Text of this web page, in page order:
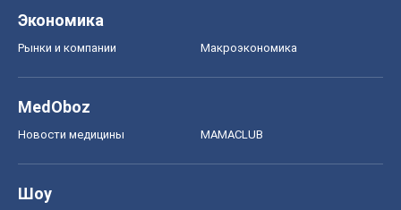
Экономика
Рынки и компании Mакроэкономика
MedOboz
Новости медицины MAMACLUB
Шоу